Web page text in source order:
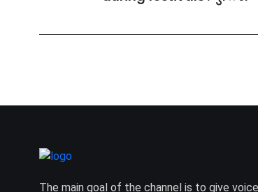
The main goal of the channel is to give